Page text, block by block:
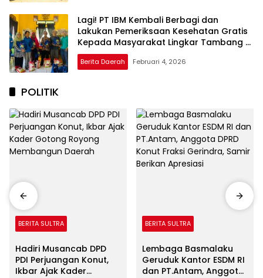
Lagi! PT IBM Kembali Berbagi dan
Lakukan Pemeriksaan Kesehatan Gratis
Kepada Masyarakat Lingkar Tambang di
Langgikima
Berita Daerah Februari 4, 2026
POLITIK
BERITA SULTRA
Hadiri Musancab DPD
PDI Perjuangan Konut,
Ikbar Ajak Kader
BERITA SULTRA
Lembaga Basmalaku
Geruduk Kantor ESDM RI
dan PT.Antam, Anggota